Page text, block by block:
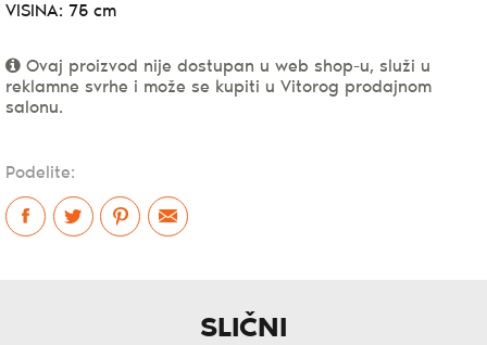
VISINA: 75 cm
Ovaj proizvod nije dostupan u web shop-u, služi u
reklamne svrhe i može se kupiti u Vitorog prodajnom
salonu.
Podelite:
SLIČNI